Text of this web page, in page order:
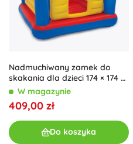
Nadmuchiwany zamek do
skakania dla dzieci 174 × 174 ×
122 cm INTEX
W magazynie
409,00 zł
Do koszyka